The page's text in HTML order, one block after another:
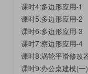
课时4:多边形应用-1
课时5:多边形应用-2
课时6:多边形应用-3
课时7:察边形应用-4
课时8:涡轮平滑修改
课时9:办公桌建模(一